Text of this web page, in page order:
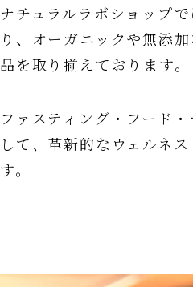
ナチュラルラボショップ
り、オーガニックや無添
品を取り揃えております。
ファスティング・フード
して、革新的なウェルネ
す。